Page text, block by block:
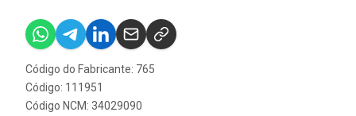
Código do Fabricante: 765
Código: 111951
Código NCM: 34029090